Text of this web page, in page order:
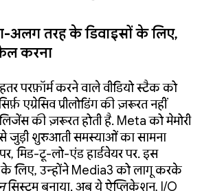
अलग तरह के डिवाइसों के लिए,
करना
परफ़ॉर्म करने वाले वीडियो स्टैक को
एग्रेसिव प्रीलोडिंग की ज़रूरत नहीं
की ज़रूरत होती है. Meta को मेमोरी
जुड़ी शुरुआती समस्याओं का सामना
मिड-टू-लो-एंड हार्डवेयर पर. इस
लिए, उन्होंने Media3 को लागू करके
सिस्टम बनाया. अब ये ऐप्लिकेशन, I/O